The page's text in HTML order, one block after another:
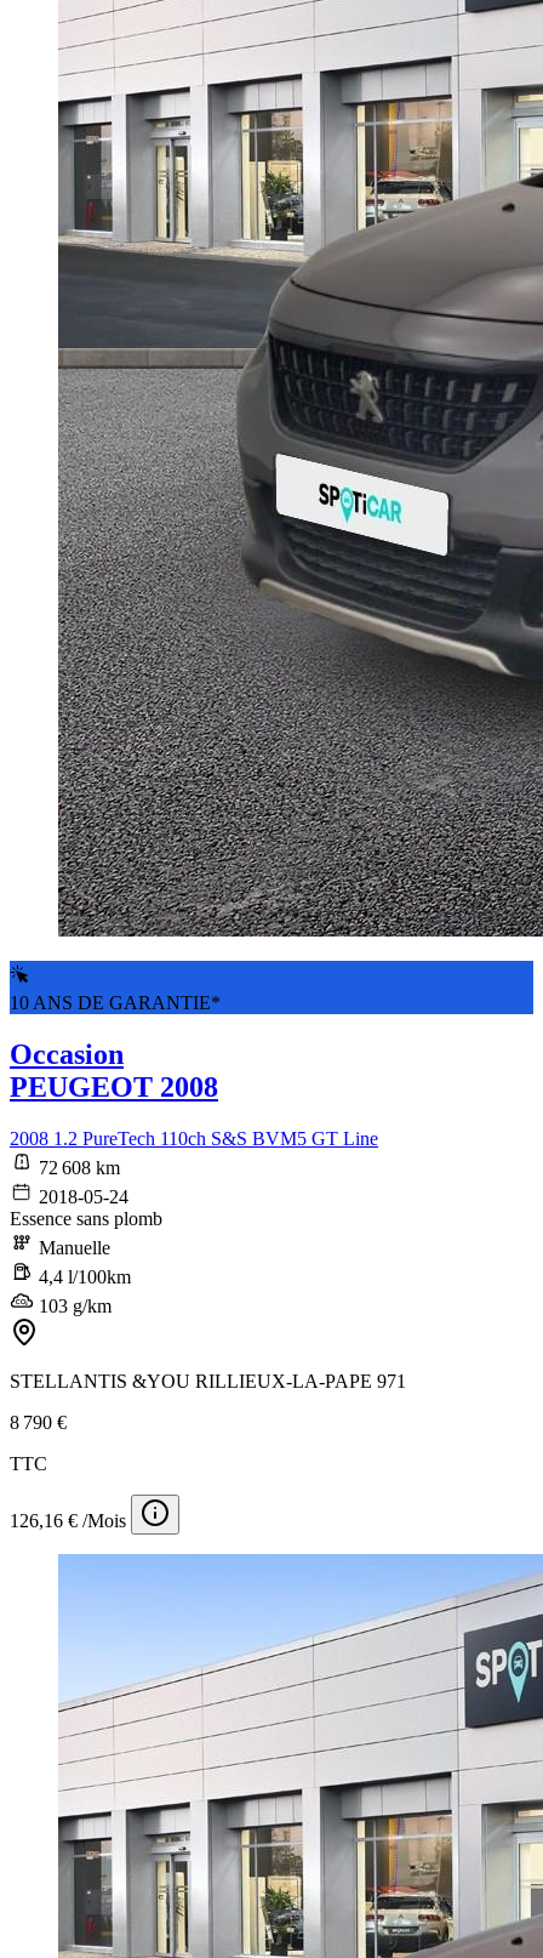
10 ANS DE GARANTIE*
Occasion
PEUGEOT 2008
2008 1.2 PureTech 110ch S&S BVM5 GT Line
72 608 km
2018-05-24
Essence sans plomb
Manuelle
4,4 l/100km
103 g/km
STELLANTIS &YOU RILLIEUX-LA-PAPE 971
8 790 €
TTC
126,16 € /Mois